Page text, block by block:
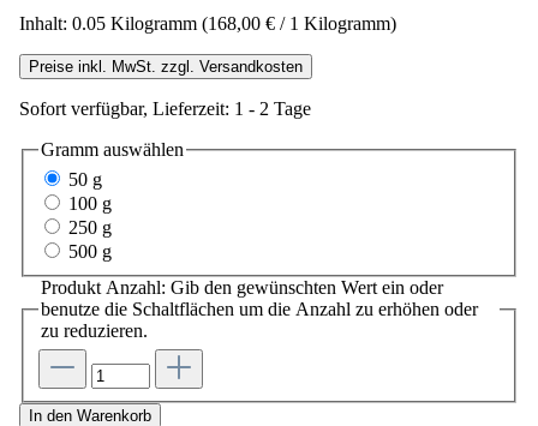
Inhalt: 0.05 Kilogramm (168,00 € / 1 Kilogramm)
Preise inkl. MwSt. zzgl. Versandkosten
Sofort verfügbar, Lieferzeit: 1 - 2 Tage
Gramm auswählen
50 g
100 g
250 g
500 g
Produkt Anzahl: Gib den gewünschten Wert ein oder
benutze die Schaltflächen um die Anzahl zu erhöhen oder
zu reduzieren.
In den Warenkorb